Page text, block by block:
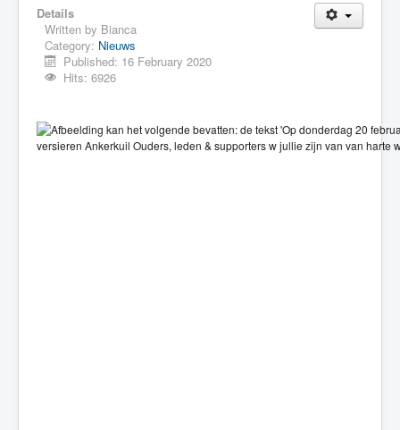
Details
Written by Bianca
Category: Nieuws
Published: 16 February 2020
Hits: 6926